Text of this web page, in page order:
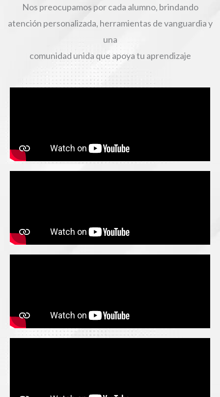
Nos preocupamos por cada alumno, brindando
atención personalizada, herramientas de vanguardia y
una
comunidad unida que apoya tu aprendizaje